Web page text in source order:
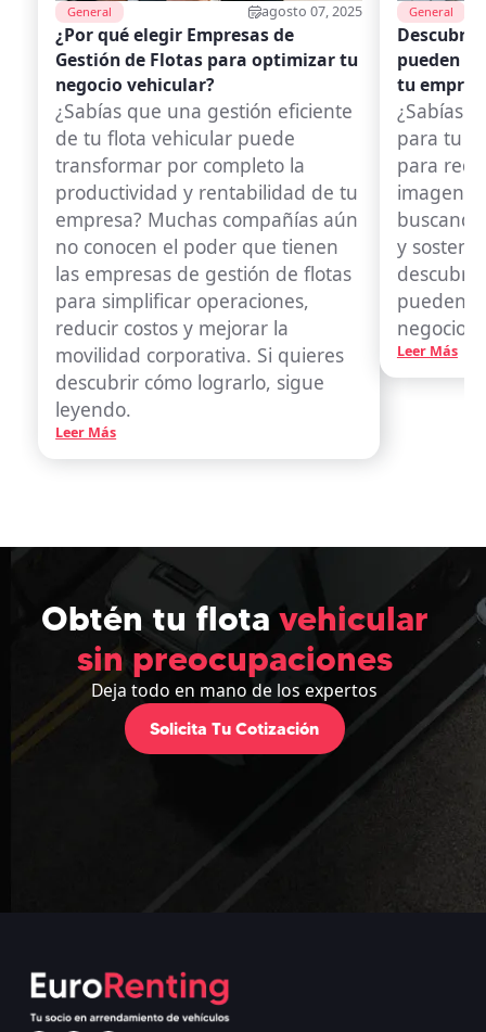
General agosto 07, 2025
¿Por qué elegir Empresas de
Gestión de Flotas para optimizar tu
negocio vehicular?
¿Sabías que una gestión eficiente
de tu flota vehicular puede
transformar por completo la
productividad y rentabilidad de tu
empresa? Muchas compañías aún
no conocen el poder que tienen
las empresas de gestión de flotas
para simplificar operaciones,
reducir costos y mejorar la
movilidad corporativa. Si quieres
descubrir cómo lograrlo, sigue
leyendo.
Leer Más
General
Descubre
pueden
tu
¿Sabías
para tu
para
imagen
y
descubrir
pueden
negocio.
Leer Más
Obtén tu flota vehicular
sin preocupaciones
Deja todo en mano de los expertos
Solicita Tu Cotización